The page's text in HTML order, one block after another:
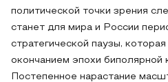
политической точки зрения
станет для мира и России
стратегической паузы,
окончанием эпохи биполярной
Постепенное нарастание